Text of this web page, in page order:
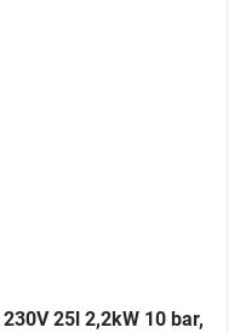
25l 2,2kW 10 bar,